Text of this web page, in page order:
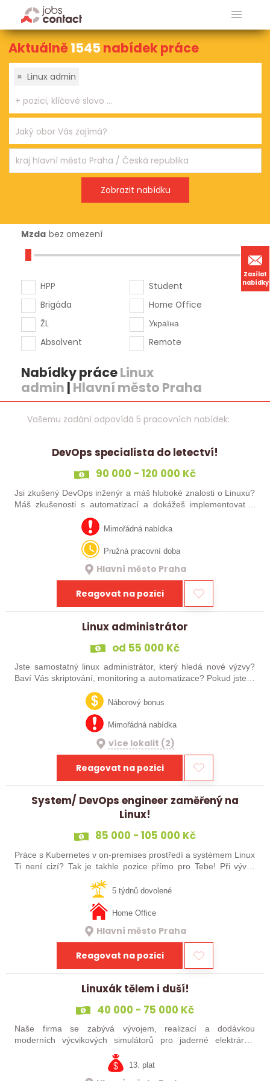
Zasílat
nabídky
Aktuálně1545 nabídek práce
× Linux admin
Mzda bez omezení
HPP
Brigáda
ŽL
Absolvent
Student
Home Office
Україна
Remote
Nabídky práceLinux
admin | Hlavní město Praha
Vašemu zadání odpovídá 5 pracovních nabídek:
DevOps specialista do letectví!
90 000 - 120 000 Kč
Jsi zkušený DevOps inženýr a máš hluboké znalosti o Linuxu?
Máš zkušenosti s automatizací a dokážeš implementovat a
optimalizovat komplexní infrastrukturu? Hledáme právě TEBE!
Pokud máš bohaté…
Mimořádná nabídka
Pružná pracovní doba
Hlavní město Praha
Reagovat na pozici
Linux administrátor
od 55 000 Kč
Jste samostatný linux administrátor, který hledá nové výzvy?
Baví Vás skriptování, monitoring a automatizace? Pokud jste si
Hledáme novou krev…
Náborový bonus
Mimořádná nabídka
více lokalit (2)
Reagovat na pozici
System/ DevOps engineer zaměřený na
Linux!
85 000 - 105 000 Kč
Práce s Kubernetes v on-premises prostředí a systémem Linux
Ti není cizí? Tak je takhle pozice přímo pro Tebe! Při vývoji
nových funkcí bude tvým úkolem nastavovat nová prostředí,
5 týdnů dovolené
Home Office
Hlavní město Praha
Reagovat na pozici
Linuxák tělem i duší!
40 000 - 75 000 Kč
Naše firma se zabývá vývojem, realizací a dodávkou
moderních výcvikových simulátorů pro jaderné elektrárny.
Poskytujeme širokou škálu inženýrských služeb od návrhu,
implementaci, optimalizaci…
13. plat